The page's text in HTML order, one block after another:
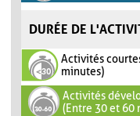
DURÉE DE
Activités
minutes)
Activités
(Entre 30 et 60